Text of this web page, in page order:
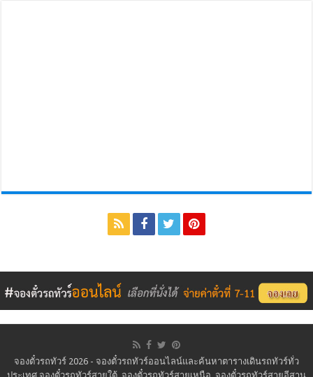
จองตั๋วรถทัวร์ 2026 - จองตั๋วรถทัวร์ออนไลน์และค้นหาตารางเดินรถทัวร์ทั่ว